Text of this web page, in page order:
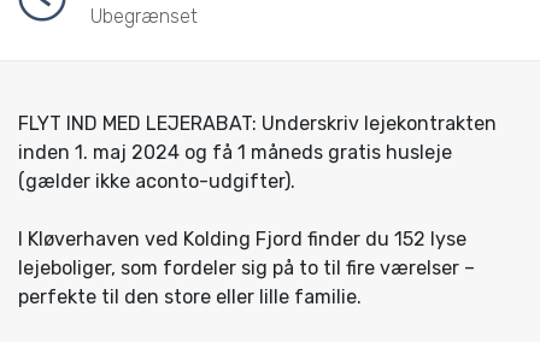
Ubegrænset
FLYT IND MED LEJERABAT: Underskriv lejekontrakten
inden 1. maj 2024 og få 1 måneds gratis husleje
(gælder ikke aconto-udgifter).
I Kløverhaven ved Kolding Fjord finder du 152 lyse
lejeboliger, som fordeler sig på to til fire værelser –
perfekte til den store eller lille familie.